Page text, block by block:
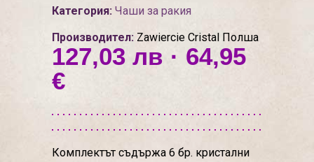
Категория: Чаши за ракия
Производител: Zawiercie Cristal Полша
127,03 лв · 64,95
€
Комплектът съдържа 6 бр. кристални